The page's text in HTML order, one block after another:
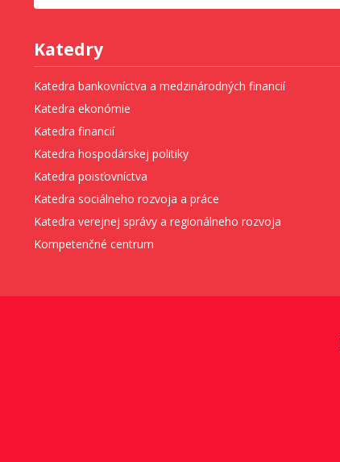
Katedry
Katedra bankovníctva a medzinárodných financií
Katedra ekonómie
Katedra financií
Katedra hospodárskej politiky
Katedra poisťovníctva
Katedra sociálneho rozvoja a práce
Katedra verejnej správy a regionálneho rozvoja
Kompetenčné centrum